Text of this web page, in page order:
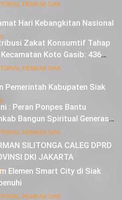
Hari Kebangkitan Nasional
Pemerintah Kabupaten Siak
SILITONGA CALEG DPRD
DKI JAKARTA
Inflasi dan Pilkada Serentak
PEMKAB SIAK
Zakat Konsumtif Tahap
Kecamatan Koto Gasib: 436
Terima Bantuan
PEMKAB SIAK
: Peran Ponpes Bantu
Bangun Spiritual Generasi
PEMKAB SIAK
Elemen Smart City di Siak
PEMKAB SIAK